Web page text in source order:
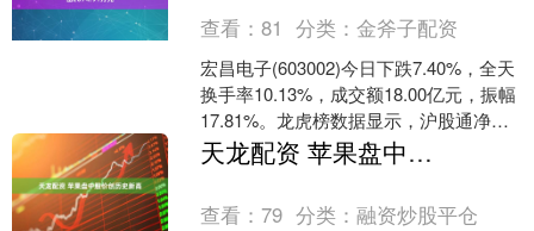
查看：81 分类：金斧子配资
宏昌电子(603002)今日下跌7.40%，全天
换手率10.13%，成交额18.00亿元，振幅
17.81%。龙虎榜数据显示，沪股通净卖
出2074.91万元，营业....
天龙配资 苹果盘中股价创历史新高
查看：79 分类：融资炒股平仓